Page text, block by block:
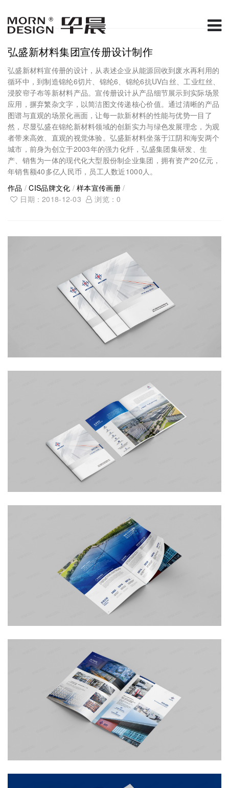
弘盛新材料集团宣传册设计制作
弘盛新材料宣传册的设计，从表述企业从能源回收到废水再利用的
循环中，到制造锦纶6切片、锦纶6、锦纶6抗UV白丝、工业红丝、
浸胶帘子布等新材料产品。宣传册设计从产品细节展示到实际场景
应用，摒弃繁杂文字，以简洁图文传递核心价值。通过清晰的产品
图谱与直观的场景化画面，让每一款新材料的性能与优势一目了
然，尽显弘盛在锦纶新材料领域的创新实力与绿色发展理念，为观
者带来高效、直观的视觉体验。弘盛新材料坐落于江阴和海安两个
城市，前身为创立于2003年的强力化纤，弘盛集团集研发、生
产、销售为一体的现代化大型股份制企业集团，拥有资产20亿元，
年销售额40多亿人民币，员工人数近1000人。
作品 /CIS品牌文化 /样本宣传画册/
日期：2018-12-03
浏览：0